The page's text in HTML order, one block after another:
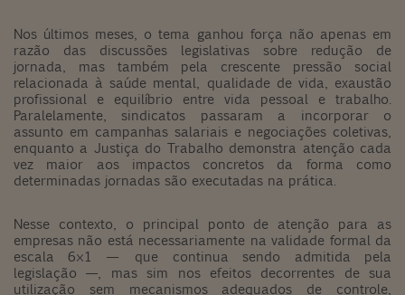
Nos últimos meses, o tema ganhou força não apenas em
razão das discussões legislativas sobre redução de
jornada, mas também pela crescente pressão social
relacionada à saúde mental, qualidade de vida, exaustão
profissional e equilíbrio entre vida pessoal e trabalho.
Paralelamente, sindicatos passaram a incorporar o
assunto em campanhas salariais e negociações coletivas,
enquanto a Justiça do Trabalho demonstra atenção cada
vez maior aos impactos concretos da forma como
determinadas jornadas são executadas na prática.
Nesse contexto, o principal ponto de atenção para as
empresas não está necessariamente na validade formal da
escala 6×1 — que continua sendo admitida pela
legislação —, mas sim nos efeitos decorrentes de sua
utilização sem mecanismos adequados de controle,